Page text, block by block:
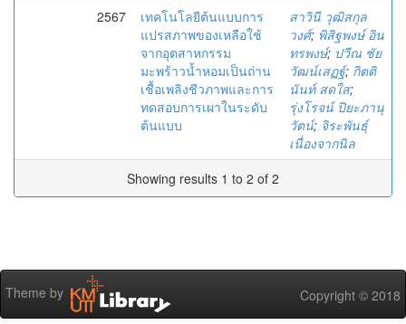
2567
เทคโนโลยีต้นแบบการ
แปรสภาพของเหลือใช้
จากอุตสาหกรรม
มะพร้าวน้ำหอมเป็นถ่าน
เชื้อเพลิงชีวภาพและการ
ทดสอบการเผาในระดับ
ต้นแบบ
สาวินี วุฒิสกุล
วงศ์; พิสิฐพงษ์ อิน
ทรพงษ์; ปวีณ ชัย
วัฒน์เสฏฐ์; กิตติ
นันท์ สดใส;
รุ่งโรจน์ ปิยะภานุ
วัตน์; จิระพันธุ์
เนื่องจากนิล
Showing results 1 to 2 of 2
Theme by Copyright © 2018